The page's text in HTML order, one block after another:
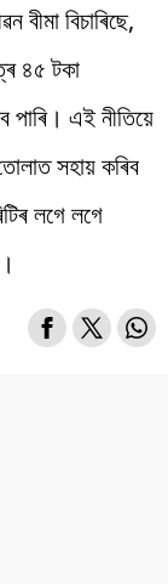
বিচাৰিছে,
৪৫ টকা
পাৰি। এই নীতিয়ে
সহায় কৰিব
লগে লগে